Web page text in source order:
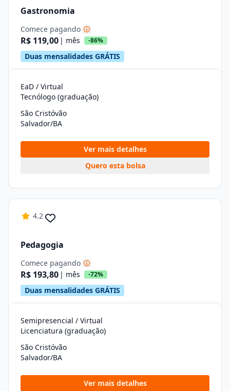
Gastronomia
Comece pagando
R$ 119,00 | mês -86%
Duas mensalidades GRÁTIS
EaD / Virtual
Tecnólogo (graduação)
São Cristóvão
Salvador/BA
Ver mais detalhes
Quero esta bolsa
4.2
Pedagogia
Comece pagando
R$ 193,80 | mês -72%
Duas mensalidades GRÁTIS
Semipresencial / Virtual
Licenciatura (graduação)
São Cristóvão
Salvador/BA
Ver mais detalhes